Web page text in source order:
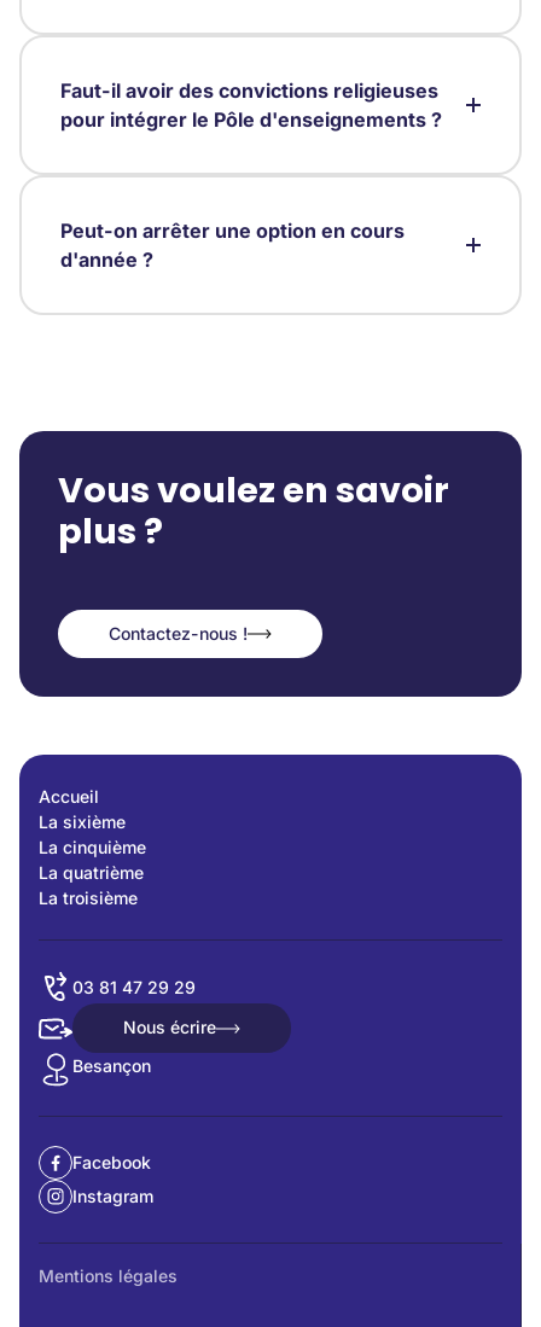
Faut-il avoir des convictions religieuses
pour intégrer le Pôle d'enseignements ?
Peut-on arrêter une option en cours
d'année ?
Vous voulez en savoir
plus ?
Contactez-nous !
Contactez-nous !
Accueil
La sixième
La cinquième
La quatrième
La troisième
03 81 47 29 29
Nous écrire
Nous écrire
Besançon
Facebook
Instagram
Mentions légales